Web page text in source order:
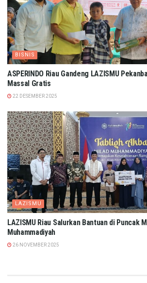
BISNIS
ASPERINDO Riau Gandeng LAZISMU
Massal Gratis
22 DESEMBER 2025
LAZISMU
LAZISMU Riau Salurkan Bantuan di Puncak
Muhammadiyah
26 NOVEMBER 2025